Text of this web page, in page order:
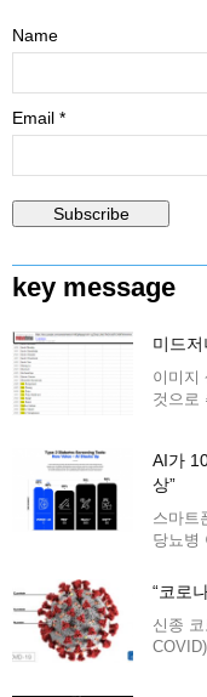
Name
Email *
key message
미드
이미지
것으로
AI가
상”
스마트
당뇨병
“코로
신종